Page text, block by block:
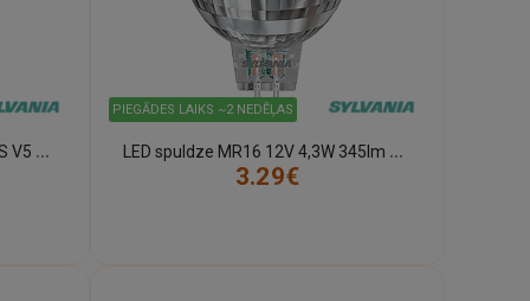
L
ED spuldze E27 ToLEDo RT GLS V5 CL 11W 1521lm 2700K Sylvania
PIEGĀDES LAIKS ~2 NEDĒĻAS
L
ED spuldze MR16 12V 4,3W 345lm 2700K 36° Sylvania
3.29€